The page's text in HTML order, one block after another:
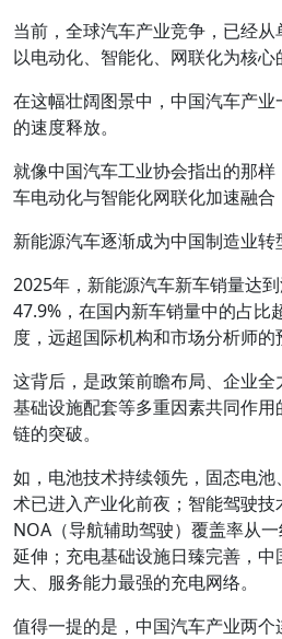
当前，全球汽车产业竞争，已经
以电动化、智能化、网联化为核心
在这幅壮阔图景中，中国汽车产
的速度释放。
就像中国汽车工业协会指出的那样
车电动化与智能化网联化加速融合
新能源汽车逐渐成为中国制造业转
2025年，新能源汽车新车销量达
47.9%，在国内新车销量中的占比
度，远超国际机构和市场分析师的
这背后，是政策前瞻布局、企业全
基础设施配套等多重因素共同作
链的突破。
如，电池技术持续领先，固态电
术已进入产业化前夜；智能驾驶
NOA（导航辅助驾驶）覆盖率从
延伸；充电基础设施日臻完善，
大、服务能力最强的充电网络。
值得一提的是，中国汽车产业两